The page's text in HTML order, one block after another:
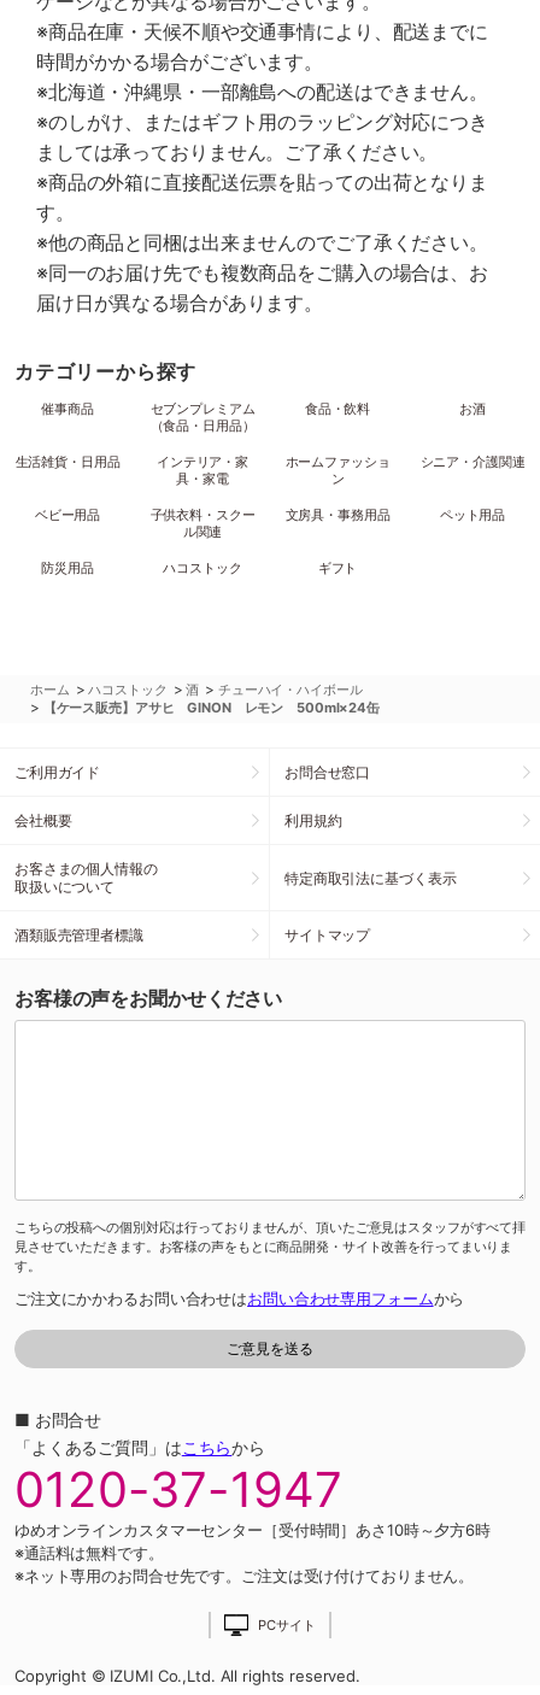
※商品在庫・天候不順や交通事情により、配送までに
時間がかかる場合がございます。
※北海道・沖縄県・一部離島への配送はできません。
※のしがけ、またはギフト用のラッピング対応につき
ましては承っておりません。ご了承ください。
※商品の外箱に直接配送伝票を貼っての出荷となりま
す。
※他の商品と同梱は出来ませんのでご了承ください。
※同一のお届け先でも複数商品をご購入の場合は、お
届け日が異なる場合があります。
カテゴリーから探す
催事商品
セブンプレミアム
（食品・日用品）
食品・飲料 お酒
生活雑貨・日用品
インテリア・家
具・家電
ホームファッショ
ン
シニア・介護関連
ベビー用品
子供衣料・スクー
ル関連
文房具・事務用品 ペット用品
防災用品 ハコストック ギフト
ホーム >ハコストック >酒 > チューハイ・ハイボール
> 【ケース販売】アサヒ GINON レモン 500ml×24缶
ご利用ガイド お問合せ窓口
会社概要 利用規約
お客さまの個人情報の
取扱いについて
特定商取引法に基づく表示
酒類販売管理者標識 サイトマップ
お客様の声をお聞かせください
こちらの投稿への個別対応は行っておりませんが、頂いたご意見はスタッフがすべて拝
見させていただきます。お客様の声をもとに商品開発・サイト改善を行ってまいりま
す。
ご注文にかかわるお問い合わせはお問い合わせ専用フォームから
■ お問合せ
「よくあるご質問」はこちらから
0120-37-1947
ゆめオンラインカスタマーセンター［受付時間］あさ10時～夕方6時
※通話料は無料です。
※ネット専用のお問合せ先です。ご注文は受け付けておりません。
PCサイト
Copyright © IZUMI Co.,Ltd. All rights reserved.